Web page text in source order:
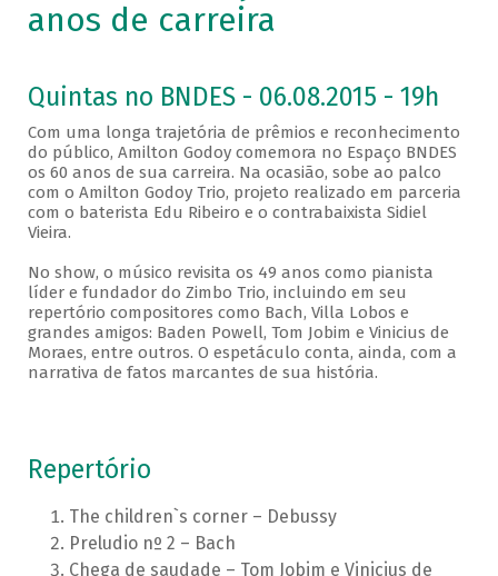
anos de carreira
Quintas no BNDES - 06.08.2015 - 19h
Com uma longa trajetória de prêmios e reconhecimento
do público, Amilton Godoy comemora no Espaço BNDES
os 60 anos de sua carreira. Na ocasião, sobe ao palco
com o Amilton Godoy Trio, projeto realizado em parceria
com o baterista Edu Ribeiro e o contrabaixista Sidiel
Vieira.
No show, o músico revisita os 49 anos como pianista
líder e fundador do Zimbo Trio, incluindo em seu
repertório compositores como Bach, Villa Lobos e
grandes amigos: Baden Powell, Tom Jobim e Vinicius de
Moraes, entre outros. O espetáculo conta, ainda, com a
narrativa de fatos marcantes de sua história.
Repertório
The children`s corner – Debussy
Preludio nº 2 – Bach
Chega de saudade – Tom Jobim e Vinicius de